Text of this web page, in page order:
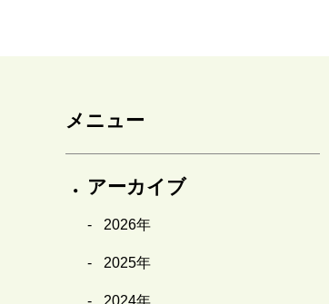
メニュー
アーカイブ
2026年
2025年
2024年